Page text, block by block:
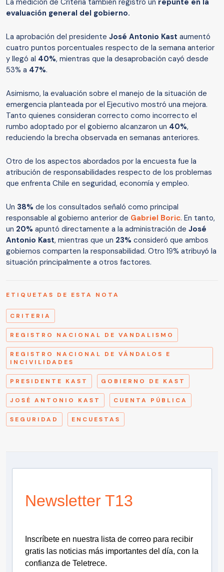
La medición de Criteria también registró un repunte en la
evaluación general del gobierno.
La aprobación del presidente José Antonio Kast aumentó
cuatro puntos porcentuales respecto de la semana anterior
y llegó al 40%, mientras que la desaprobación cayó desde
53% a 47%.
Asimismo, la evaluación sobre el manejo de la situación de
emergencia planteada por el Ejecutivo mostró una mejora.
Tanto quienes consideran correcto como incorrecto el
rumbo adoptado por el gobierno alcanzaron un 40%,
reduciendo la brecha observada en semanas anteriores.
Otro de los aspectos abordados por la encuesta fue la
atribución de responsabilidades respecto de los problemas
que enfrenta Chile en seguridad, economía y empleo.
Un 38% de los consultados señaló como principal
responsable al gobierno anterior de Gabriel Boric. En tanto,
un 20% apuntó directamente a la administración de José
Antonio Kast, mientras que un 23% consideró que ambos
gobiernos comparten la responsabilidad. Otro 19% atribuyó la
situación principalmente a otros factores.
ETIQUETAS DE ESTA NOTA
CRITERIA
REGISTRO NACIONAL DE VANDALISMO
REGISTRO NACIONAL DE VÁNDALOS E
INCIVILIDADES
PRESIDENTE KAST GOBIERNO DE KAST
JOSÉ ANTONIO KAST CUENTA PÚBLICA
SEGURIDAD ENCUESTAS
Newsletter T13
Inscríbete en nuestra lista de correo para recibir
gratis las noticias más importantes del día, con la
confianza de Teletrece.